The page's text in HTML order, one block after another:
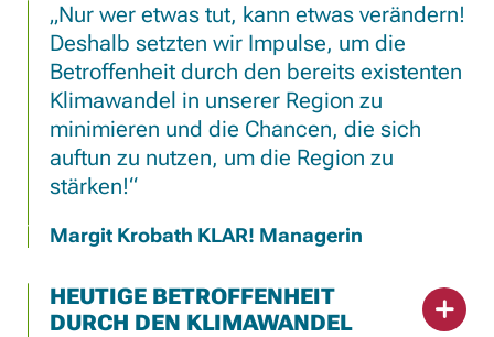
Nur wer etwas tut, kann etwas verändern!
Deshalb setzten wir Impulse, um die
Betroffenheit durch den bereits existenten
Klimawandel in unserer Region zu
minimieren und die Chancen, die sich
auftun zu nutzen, um die Region zu
stärken!
Margit Krobath KLAR! Managerin
HEUTIGE BETROFFENHEIT
DURCH DEN KLIMAWANDEL